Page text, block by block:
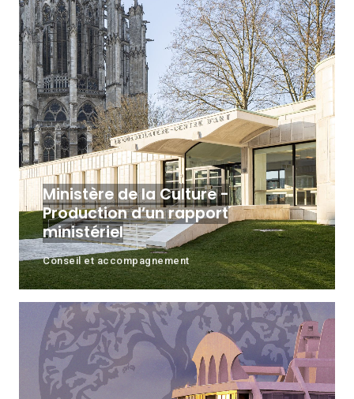
Ministère de la Culture -
Production d’un rapport
ministériel
Conseil et accompagnement